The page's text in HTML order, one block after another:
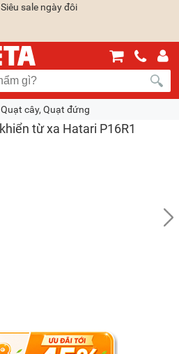
Quạt cây, Quạt đứng